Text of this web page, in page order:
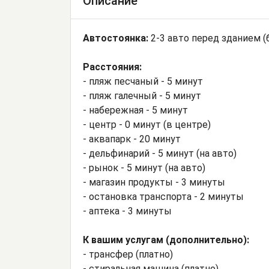
Автостоянка: 2-3 авто перед зданием
Расстояния:
- пляж песчаный - 5 минут
- пляж галечный - 5 минут
- набережная - 5 минут
- центр - 0 минут (в центре)
- аквапарк - 20 минут
- дельфинарий - 5 минут (на авто)
- рынок - 5 минут (на авто)
- магазин продукты - 3 минуты
- остановка транспорта - 2 минуты
- аптека - 3 минуты
К вашим услугам (дополнительно):
- трансфер (платно)